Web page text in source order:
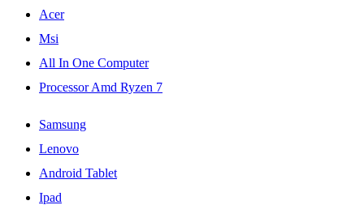
Acer
Msi
All In One Computer
Processor Amd Ryzen 7
Samsung
Lenovo
Android Tablet
Ipad